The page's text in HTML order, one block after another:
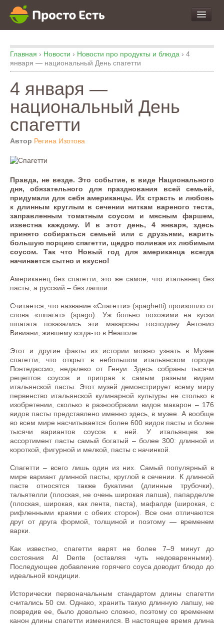
про Еду
про Кухню
про Экспертизу
Главная › Новости › Новости про продукты и блюда › 4
января — национальный День спагетти
4 января —
национальный День
спагетти
Автор Регина Изотова
Правда, не везде. Это событие, в виде Национального
дня, обязательного для празднования всей семьей,
придумали для себя американцы. Их страсть и любовь
к длинным круглым в сечении ниткам вареного теста,
заправленным томатным соусом и мясным фаршем,
известна каждому. И в этот день, 4 января, здесь
принято собираться семьей или с друзьями, варить
большую порцию спагетти, щедро поливая их любимым
соусом. Так что Новый год для американца всегда
начинается сытно и вкусно!
Американец без спагетти, это же самое, что итальянец без
пасты, а русский – без лапши.
Считается, что название «Спагетти» (spaghetti) произошло от
слова «шпагат» (spago). Уж больно похожими на куски
шпагата показались эти макароны господину Антонио
Вивиани, жившему когда-то в Неаполе.
Этот и другие факты из истории можно узнать в Музее
спагетти, что открыт в небольшом итальянском городе
Понтедассио, недалеко от Генуи. Здесь собраны тысячи
рецептов соусов и приправ к самым разным видам
итальянской пасты. Этот музей демонстрирует всему миру
первенство итальянской кулинарной культуры не столько в
изобретении, сколько в разнообразии видов макарон – 176
видов пасты представлено именно здесь, в музее. А вообще
во всем мире насчитывается более 600 видов пасты и более
тысячи вариантов соусов к ней. У итальянцев же
ассортимент пасты самый богатый – более 300: длинной и
короткой, фигурной и мелкой, пасты с начинкой.
Спагетти – всего лишь один из них. Самый популярный в
мире вариант длинной пасты, круглой в сечении. К длинной
пасте относятся также букатини (длинные трубочки),
тальятелли (плоская, не очень широкая лапша), папарделле
(плоская, широкая, как лента, паста), мафалде (широкая, с
рифленными краями с обеих сторон). Все они отличаются
друг от друга формой, толщиной и поэтому — временем
варки.
Как известно, спагетти варят не более 7–9 минут до
состояния Al Dente (оставляя чуть недоваренными).
Последующее добавление горячего соуса доводит блюдо до
идеальной кондиции.
Исторически первоначальным стандартом длины спагетти
считались 50 см. Однако, хранить такую длинную лапшу, не
повредив ее, было довольно сложно, поэтому со временем
канон длины спагетти изменился. В настоящее время длина